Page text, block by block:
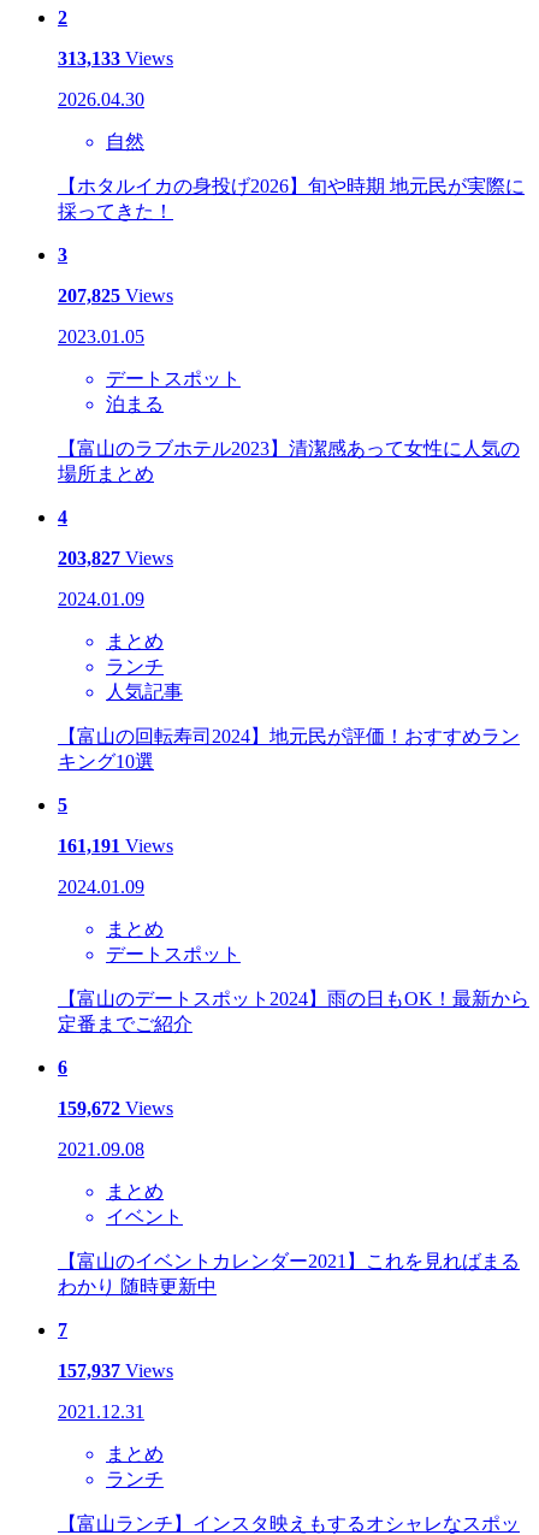
2
313,133 Views
2026.04.30
自然
【ホタルイカの身投げ2026】旬や時期 地元民が実際に
採ってきた！
3
207,825 Views
2023.01.05
デートスポット
泊まる
【富山のラブホテル2023】清潔感あって女性に人気の
場所まとめ
4
203,827 Views
2024.01.09
まとめ
ランチ
人気記事
【富山の回転寿司2024】地元民が評価！おすすめラン
キング10選
5
161,191 Views
2024.01.09
まとめ
デートスポット
【富山のデートスポット2024】雨の日もOK！最新から
定番までご紹介
6
159,672 Views
2021.09.08
まとめ
イベント
【富山のイベントカレンダー2021】これを見ればまる
わかり 随時更新中
7
157,937 Views
2021.12.31
まとめ
ランチ
【富山ランチ】インスタ映えもするオシャレなスポッ